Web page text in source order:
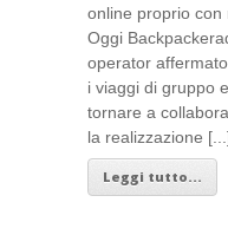
online proprio con
Oggi
operator
i viaggi di gruppo
tornare a
la realizzazione
Leggi tutto...